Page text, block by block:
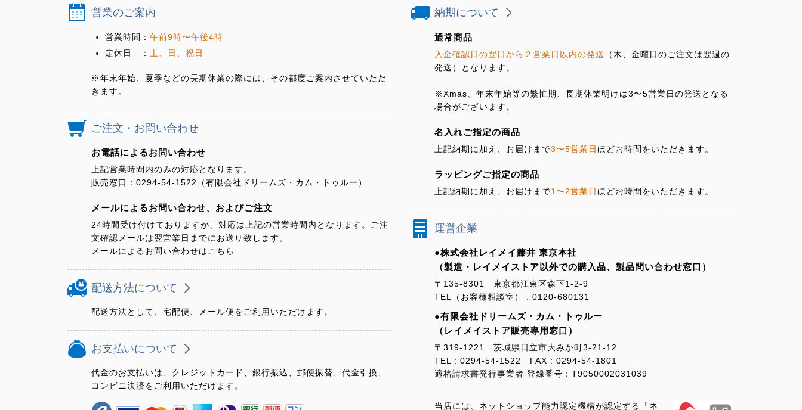
営業のご案内
営業時間： 午前9時〜午後4時
定休日 ： 土、日、祝日
※年末年始、夏季などの長期休業の際には、その都度ご案内させていただ
きます。
ご注文・お問い合わせ
お電話によるお問い合わせ
上記営業時間内のみの対応となります。
販売窓口：0294-54-1522（有限会社ドリームズ・カム・トゥルー）
メールによるお問い合わせ、およびご注文
24時間受け付けておりますが、対応は上記の営業時間内となります。ご注
文確認メールは翌営業日までにお送り致します。
メールによるお問い合わせはこちら
配送方法について
配送方法として、宅配便、メール便をご利用いただけます。
お支払いについて
代金のお支払いは、クレジットカード、銀行振込、郵便振替、代金引換、
コンビニ決済をご利用いただけます。
納期について
通常商品
入金確認日の翌日から２営業日以内の発送
（木、金曜日のご注文は翌週の
発送）となります。
※Xmas、年末年始等の繁忙期、長期休業明けは3〜5営業日の発送となる
場合がございます。
名入れご指定の商品
上記納期に加え、お届けまで3〜5営業日ほどお時間をいただきます。
ラッピングご指定の商品
上記納期に加え、お届けまで1〜2営業日ほどお時間をいただきます。
運営企業
●株式会社レイメイ藤井 東京本社
（製造・レイメイストア以外での購入品、製品問い合わせ窓口）
〒135-8301 東京都江東区森下1-2-9
TEL（お客様相談室） : 0120-680131
●有限会社ドリームズ・カム・トゥルー
（レイメイストア販売専用窓口）
〒319-1221 茨城県日立市大みか町3-21-12
TEL : 0294-54-1522 FAX : 0294-54-1801
適格請求書発行事業者 登録番号：T9050002031039
当店には、ネットショップ能力認定機構が認定する「ネ